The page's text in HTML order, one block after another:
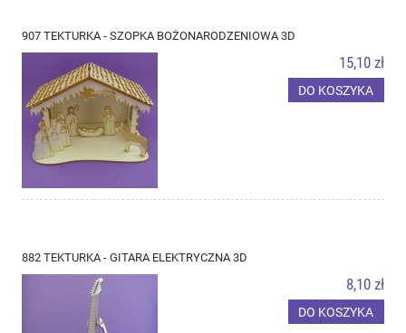
907 TEKTURKA - SZOPKA BOŻONARODZENIOWA 3D
15,10 zł
DO KOSZYKA
882 TEKTURKA - GITARA ELEKTRYCZNA 3D
8,10 zł
DO KOSZYKA